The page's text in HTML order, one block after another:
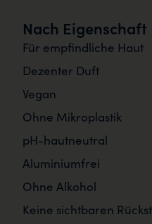
Nach Eigenschaft
Für empfindliche Haut
Dezenter Duft
Vegan
Ohne Mikroplastik
pH-hautneutral
Aluminiumfrei
Ohne Alkohol
Keine sichtbaren